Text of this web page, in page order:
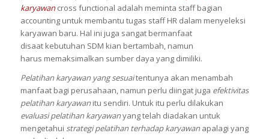
karyawancross functional adalah meminta staff bagian
accounting untuk membantu tugas staff HR dalam menyeleksi
karyawan baru. Hal ini juga sangat bermanfaat
disaat kebutuhan SDM kian bertambah, namun
harus memaksimalkan sumber daya yang dimiliki.
Pelatihan karyawan yang sesuaitentunya akan menambah
manfaat bagi perusahaan, namun perlu diingat juga efektivitas
pelatihan karyawanitu sendiri. Untuk itu perlu dilakukan
evaluasi pelatihan karyawanyang telah diadakan untuk
mengetahui strategi pelatihan terhadap karyawanapalagi yang